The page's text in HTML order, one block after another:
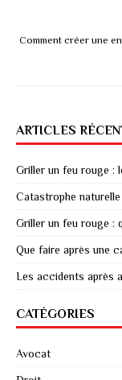
Comment créer une
ARTICLES
Griller un feu rouge :
Catastrophe
Griller un feu rouge :
Que faire après une
Les accidents après
CATÉGORIES
Avocat